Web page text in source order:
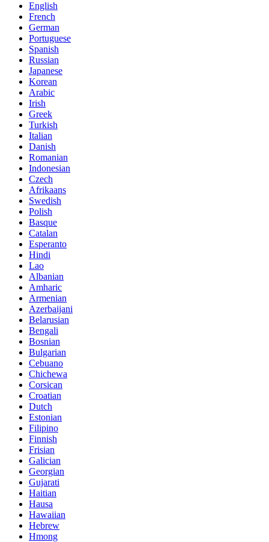
English
French
German
Portuguese
Spanish
Russian
Japanese
Korean
Arabic
Irish
Greek
Turkish
Italian
Danish
Romanian
Indonesian
Czech
Afrikaans
Swedish
Polish
Basque
Catalan
Esperanto
Hindi
Lao
Albanian
Amharic
Armenian
Azerbaijani
Belarusian
Bengali
Bosnian
Bulgarian
Cebuano
Chichewa
Corsican
Croatian
Dutch
Estonian
Filipino
Finnish
Frisian
Galician
Georgian
Gujarati
Haitian
Hausa
Hawaiian
Hebrew
Hmong